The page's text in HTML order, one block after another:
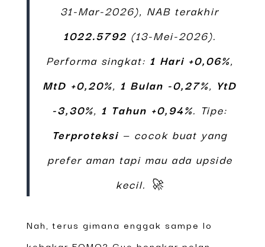
31-Mar-2026), NAB terakhir
1022.5792 (13-Mei-2026).
Performa singkat: 1 Hari +0,06%,
MtD +0,20%, 1 Bulan -0,27%, YtD
-3,30%, 1 Tahun +0,94%. Tipe:
Terproteksi— cocok buat yang
prefer aman tapi mau ada upside
kecil. 🚀
Nah, terus gimana enggak sampe lo